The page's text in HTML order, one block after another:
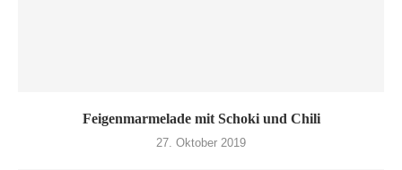
Feigenmarmelade mit Schoki und Chili
27. Oktober 2019